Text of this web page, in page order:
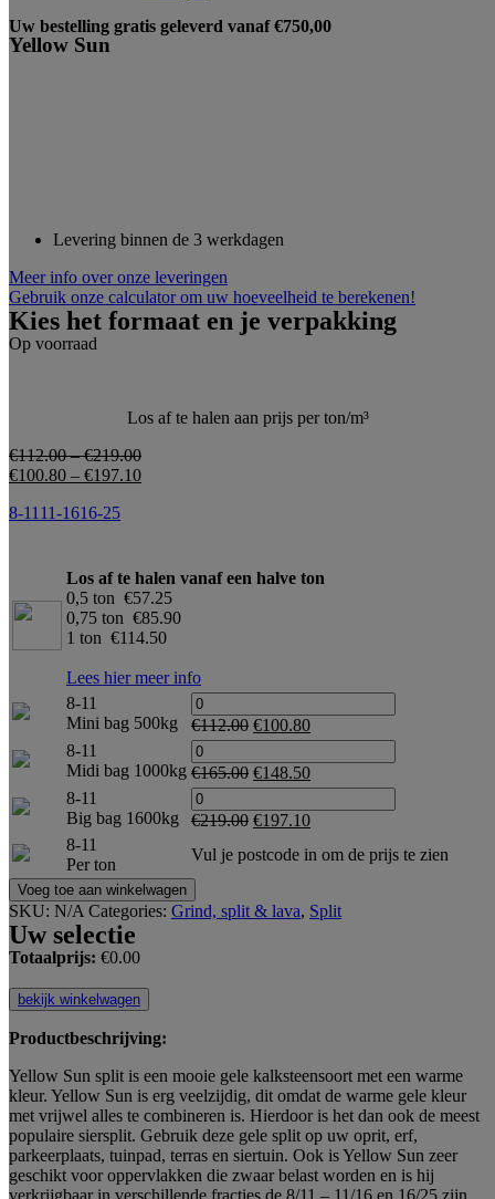
Uw bestelling gratis geleverd vanaf €750,00
Yellow Sun
Levering binnen de 3 werkdagen
Meer info over onze leveringen
Gebruik onze calculator om uw hoeveelheid te berekenen!
Kies het formaat en je verpakking
Op voorraad
Los af te halen aan prijs per ton/m³
€112.00–€219.00
€100.80 – €197.10
8-11 11-1616-25
Los af te halen vanaf een halve ton
0,5 ton €57.25
0,75 ton €85.90
1 ton €114.50
Lees hier meer info
8-11
Mini bag 500kg
€112.00 €100.80
8-11
Midi bag 1000kg €165.00 €148.50
8-11
Big bag 1600kg
€219.00 €197.10
8-11
Per ton
Vul je postcode in om de prijs te zien
Voeg toe aan winkelwagen
SKU: N/A Categories: Grind, split & lava, Split
Uw selectie
Totaalprijs: €0.00
bekijk winkelwagen
Productbeschrijving:
Yellow Sun split is een mooie gele kalksteensoort met een warme
kleur. Yellow Sun is erg veelzijdig, dit omdat de warme gele kleur
met vrijwel alles te combineren is. Hierdoor is het dan ook de meest
populaire siersplit. Gebruik deze gele split op uw oprit, erf,
parkeerplaats, tuinpad, terras en siertuin. Ook is Yellow Sun zeer
geschikt voor oppervlakken die zwaar belast worden en is hij
verkrijgbaar in verschillende fracties de 8/11 – 11/16 en 16/25 zijn